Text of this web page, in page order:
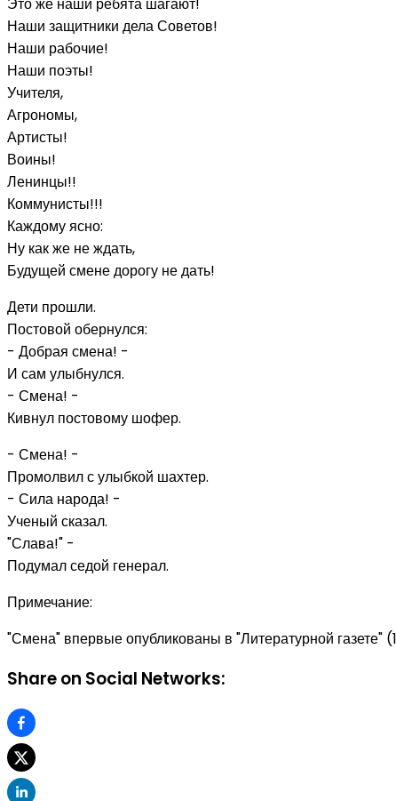
Наши защитники дела Советов!
Наши рабочие!
Наши поэты!
Учителя,
Агрономы,
Артисты!
Воины!
Ленинцы!!
Коммунисты!!!
Каждому ясно:
Ну как же не ждать,
Будущей смене дорогу не дать!
Дети прошли.
Постовой обернулся:
- Добрая смена! -
И сам улыбнулся.
- Смена! -
Кивнул постовому шофер.
- Смена! -
Промолвил с улыбкой шахтер.
- Сила народа! -
Ученый сказал.
"Слава!" -
Подумал седой генерал.
Примечание:
"Смена" впервые опубликованы в "Литературной газете"
Share on Social Networks: